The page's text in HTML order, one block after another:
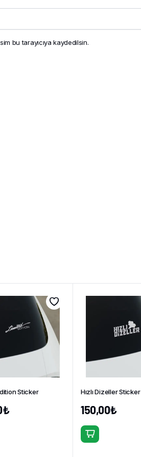
bu tarayıcıya kaydedilsin.
Sticker
₺
Hızlı Dizeller Sticker
150,00₺
Bu